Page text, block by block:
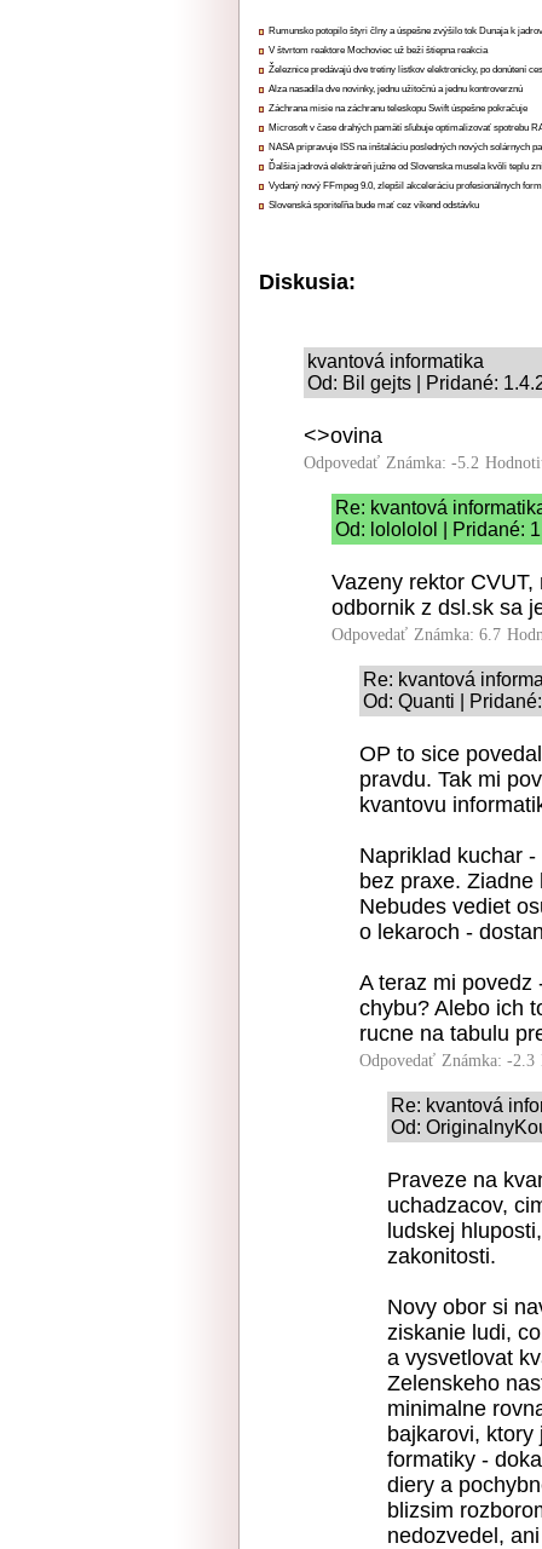
Rumunsko potopilo štyri člny a úspešne zvýšilo tok Dunaja k
V štvrtom reaktore Mochoviec už beží štiepna reakcia
Železnice predávajú dve tretiny lístkov elektronicky, po donútení
Alza nasadila dve novinky, jednu užitočnú a jednu kontroverznú
Záchrana misie na záchranu teleskopu Swift úspešne pokračuje
Microsoft v čase drahých pamätí sľubuje optimalizovať spotrebu
NASA pripravuje ISS na inštaláciu posledných nových solárnych
Ďalšia jadrová elektráreň južne od Slovenska musela kvôli teplu
Vydaný nový FFmpeg 9.0, zlepšil akceleráciu profesionálnych
Slovenská sporiteľňa bude mať cez víkend odstávku
Diskusia:
kvantová informatika
Od: Bil gejts | Pridané:
<>ovina
Odpovedať Známka: -5.2
Re: kvantová
Od: lolololol | Pridané:
Vazeny rektor
odbornik z dsl.sk sa
Odpovedať Známka: 6.7
Re: kvantová
Od: Quanti |
OP to sice
pravdu. Tak mi
kvantovu
Napriklad kuchar
bez praxe.
Nebudes vediet
o lekaroch -
A teraz mi povedz
chybu? Alebo ich
rucne na tabulu
Odpovedať Známka: -2.3
Re: kvantová
Od:
Praveze na
uchadzacov,
ludskej
zakonitosti.
Novy obor si
ziskanie ludi,
a vysvetlovat
Zelenskeho
minimalne
bajkarovi,
formatiky -
diery a
blizsim
nedozvedel,